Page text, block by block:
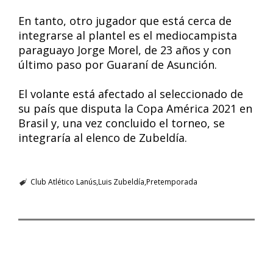
En tanto, otro jugador que está cerca de
integrarse al plantel es el mediocampista
paraguayo Jorge Morel, de 23 años y con
último paso por Guaraní de Asunción.
El volante está afectado al seleccionado de
su país que disputa la Copa América 2021 en
Brasil y, una vez concluido el torneo, se
integraría al elenco de Zubeldía.
Club Atlético LanúsLuis Zubeldía Pretemporada